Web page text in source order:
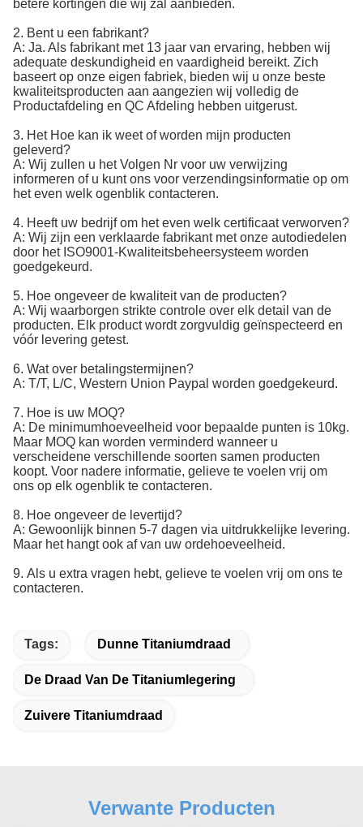
betere kortingen die wij zal aanbieden.
2. Bent u een fabrikant?
A: Ja. Als fabrikant met 13 jaar van ervaring, hebben wij
adequate deskundigheid en vaardigheid bereikt. Zich
baseert op onze eigen fabriek, bieden wij u onze beste
kwaliteitsproducten aan aangezien wij volledig de
Productafdeling en QC Afdeling hebben uitgerust.
3. Het Hoe kan ik weet of worden mijn producten
geleverd?
A: Wij zullen u het Volgen Nr voor uw verwijzing
informeren of u kunt ons voor verzendingsinformatie op om
het even welk ogenblik contacteren.
4. Heeft uw bedrijf om het even welk certificaat verworven?
A: Wij zijn een verklaarde fabrikant met onze autodiedelen
door het ISO9001-Kwaliteitsbeheersysteem worden
goedgekeurd.
5. Hoe ongeveer de kwaliteit van de producten?
A: Wij waarborgen strikte controle over elk detail van de
producten. Elk product wordt zorgvuldig geïnspecteerd en
vóór levering getest.
6. Wat over betalingstermijnen?
A: T/T, L/C, Western Union Paypal worden goedgekeurd.
7. Hoe is uw MOQ?
A: De minimumhoeveelheid voor bepaalde punten is 10kg.
Maar MOQ kan worden verminderd wanneer u
verscheidene verschillende soorten samen producten
koopt. Voor nadere informatie, gelieve te voelen vrij om
ons op elk ogenblik te contacteren.
8. Hoe ongeveer de levertijd?
A: Gewoonlijk binnen 5-7 dagen via uitdrukkelijke levering.
Maar het hangt ook af van uw ordehoeveelheid.
9. Als u extra vragen hebt, gelieve te voelen vrij om ons te
contacteren.
Tags: Dunne Titaniumdraad
De Draad Van De Titaniumlegering
Zuivere Titaniumdraad
Verwante Producten